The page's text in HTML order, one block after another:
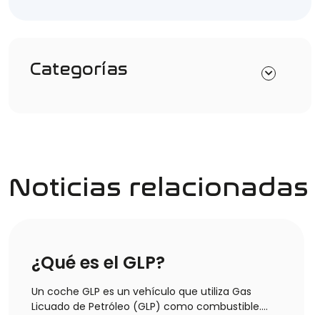
Categorías
Noticias relacionadas
¿Qué es el GLP?
Un coche GLP es un vehículo que utiliza Gas
Licuado de Petróleo (GLP) como combustible.